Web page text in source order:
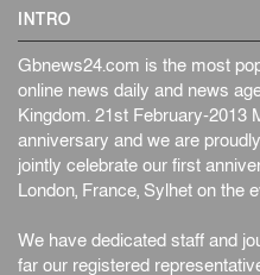
INTRO
Gbnews24.com is the most
online news daily and news
Kingdom. 21st February-2013
anniversary and we are
jointly celebrate our first
London, France, Sylhet on the
We have dedicated staff and
far our registered